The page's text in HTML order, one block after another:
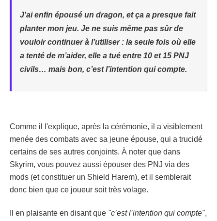
J'ai enfin épousé un dragon, et ça a presque fait
planter mon jeu. Je ne suis même pas sûr de
vouloir continuer à l’utiliser : la seule fois où elle
a tenté de m’aider, elle a tué entre 10 et 15 PNJ
civils… mais bon, c’est l’intention qui compte.
Comme il l'explique, après la cérémonie, il a visiblement
menée des combats avec sa jeune épouse, qui a trucidé
certains de ses autres conjoints. À noter que dans
Skyrim, vous pouvez aussi épouser des PNJ via des
mods (et constituer un Shield Harem), et il semblerait
donc bien que ce joueur soit très volage.
Il en plaisante en disant que "c’est l’intention qui compte",